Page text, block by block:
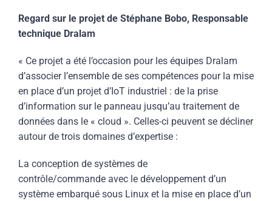
Regard sur le projet de Stéphane Bobo, Responsable
technique Dralam
« Ce projet a été l’occasion pour les équipes Dralam
d’associer l’ensemble de ses compétences pour la mise
en place d’un projet d’IoT industriel : de la prise
d’information sur le panneau jusqu’au traitement de
données dans le « cloud ». Celles-ci peuvent se décliner
autour de trois domaines d’expertise :
La conception de systèmes de
contrôle/commande avec le développement d’un
système embarqué sous Linux et la mise en place d’un